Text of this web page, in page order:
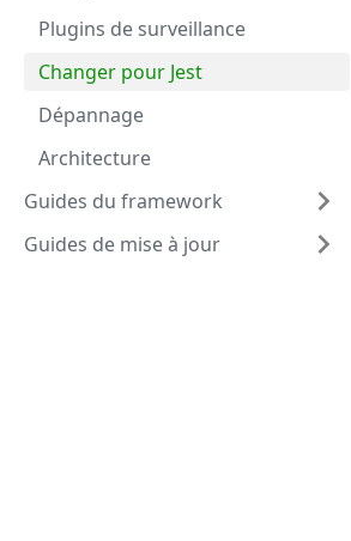
Plugins de surveillance
Changer pour Jest
Dépannage
Architecture
Guides du framework
Guides de mise à jour